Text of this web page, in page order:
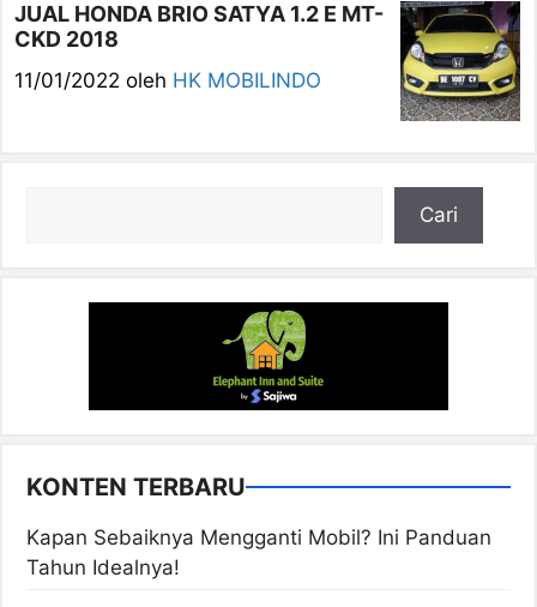
JUAL HONDA BRIO SATYA 1.2 E MT-
CKD 2018
11/01/2022 oleh HK MOBILINDO
Cari
KONTEN TERBARU
Kapan Sebaiknya Mengganti Mobil? Ini Panduan
Tahun Idealnya!